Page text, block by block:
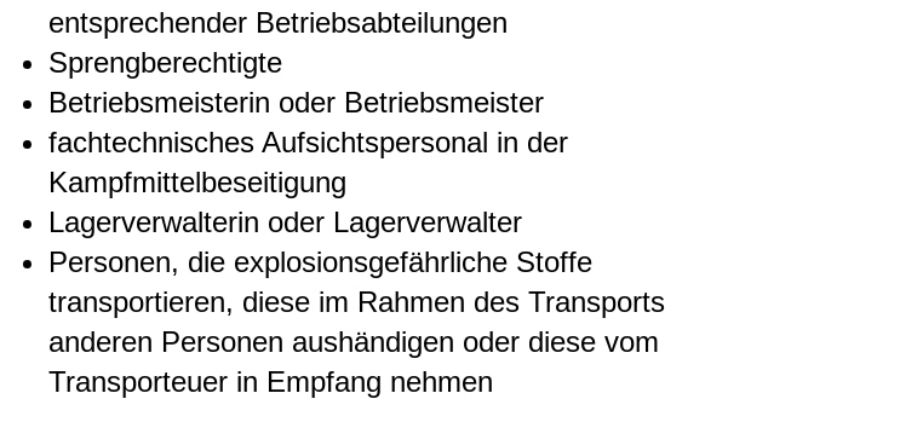
entsprechender Betriebsabteilungen
Sprengberechtigte
Betriebsmeisterin oder Betriebsmeister
fachtechnisches Aufsichtspersonal in der
Kampfmittelbeseitigung
Lagerverwalterin oder Lagerverwalter
Personen, die explosionsgefährliche Stoffe
transportieren, diese im Rahmen des Transports
anderen Personen aushändigen oder diese vom
Transporteuer in Empfang nehmen